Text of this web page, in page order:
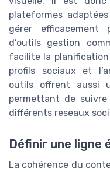
plateformes
gérer efficacement
d’outils gestion
facilite la
profils sociaux et
outils offrent aussi
permettant de
différents reseaux
Définir une ligne
La cohérence du